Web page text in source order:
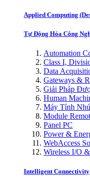
Applied Computing
Tự Động Hóa Công
Automation
Class I,
Data
Gateways &
Giải Pháp
Human
Máy Tính
Module
Panel PC
Power &
WebAccess
Wireless I/O
Intelligent Connectivity